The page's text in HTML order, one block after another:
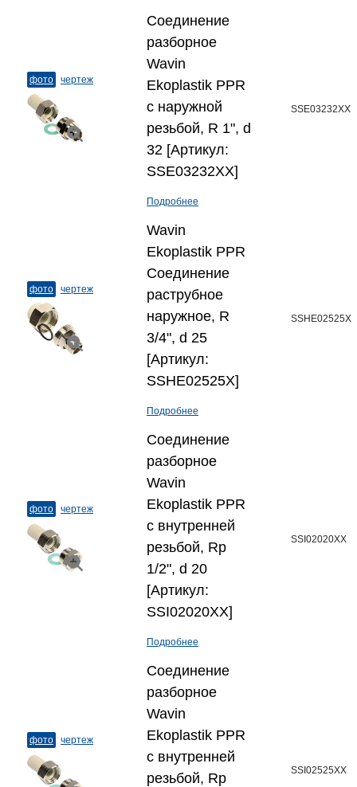
фото чертеж
Соединение
разборное
Wavin
Ekoplastik PPR
с наружной
резьбой, R 1", d
32 [Артикул:
SSE03232XX]
Подробнее
SSE03232XX
фото чертеж
Wavin
Ekoplastik PPR
Соединение
раструбное
наружное, R
3/4", d 25
[Артикул:
SSHE02525X]
Подробнее
SSHE02525X
фото чертеж
Соединение
разборное
Wavin
Ekoplastik PPR
с внутренней
резьбой, Rp
1/2", d 20
[Артикул:
SSI02020XX]
Подробнее
SSI02020XX
фото чертеж
Соединение
разборное
Wavin
Ekoplastik PPR
с внутренней
резьбой, Rp
SSI02525XX